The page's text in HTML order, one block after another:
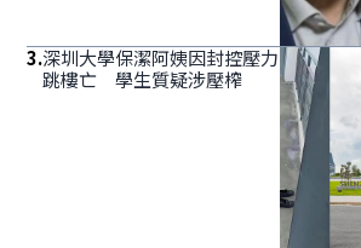
3.深圳大學保潔阿姨因封控壓力
跳樓亡 學生質疑涉壓榨